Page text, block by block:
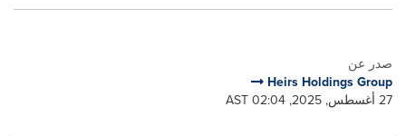
صدر عن
Heirs Holdings Group
27 أغسطس, 2025, 02:04 AST